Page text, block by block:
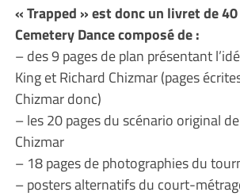
« Trapped » est donc un livret de
Cemetery Dance composé de :
– des 9 pages de plan présentant
King et Richard Chizmar (pages
Chizmar donc)
– les 20 pages du scénario original
Chizmar
– 18 pages de photographies du
– posters alternatifs du court-